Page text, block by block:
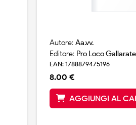
Autore: Aa.vv.
Editore: Pro Loco Gallarate
EAN: 1788879475196
8.00 €
AGGIUNGI AL